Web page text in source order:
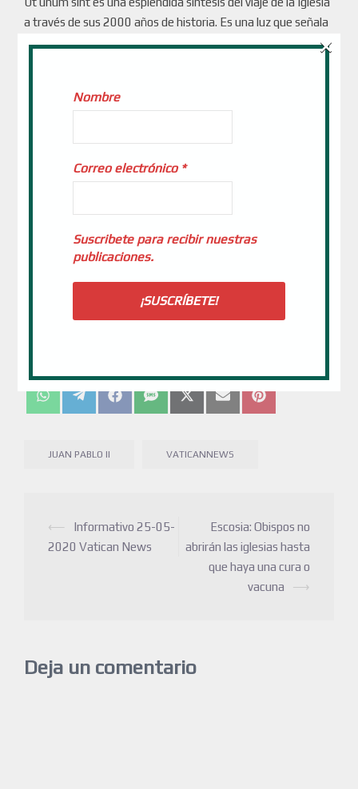
a través de sus 2000 años de historia. Es una luz que señala
el camino a seguir, continuando en la misma dirección que
los Apóstoles y progresa en la Iglesia bajo la asistencia del
fe crece. En este viaje – dice Juan Pablo II citando a San
Cipriano – los hermanos deben aprender a ir al altar
reconciliados, porque «Dios no acepta el sacrificio de los que
pueblo reunido en la unidad del Padre, el Hijo y el Espíritu
Santo». Ésta es la última invitación del Papa Wojtyla: pedir al
Señor la gracia de prepararnos para el sacrificio de la unidad.
JUAN PABLO II VATICANNEWS
⟵
Informativo 25-05-
2020 Vatican News
Escosia: Obispos no
abrirán las iglesias hasta
que haya una cura o
vacuna
⟶
Deja un comentario
Nombre
Correo electrónico *
Suscribete para recibir nuestras
publicaciones.
×